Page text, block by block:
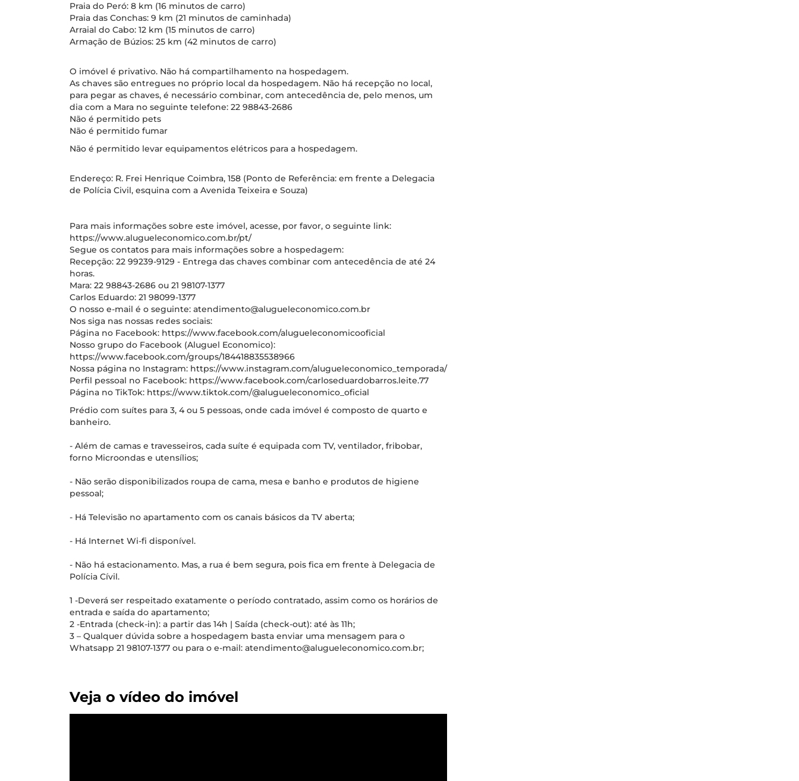
Praia do Peró: 8 km (16 minutos de carro)
Praia das Conchas: 9 km (21 minutos de caminhada)
Arraial do Cabo: 12 km (15 minutos de carro)
Armação de Búzios: 25 km (42 minutos de carro)
O imóvel é privativo. Não há compartilhamento na hospedagem.
As chaves são entregues no próprio local da hospedagem. Não há recepção no local,
para pegar as chaves, é necessário combinar, com antecedência de, pelo menos, um
dia com a Mara no seguinte telefone: 22 98843-2686
Não é permitido pets
Não é permitido fumar
Não é permitido levar equipamentos elétricos para a hospedagem.
Endereço: R. Frei Henrique Coimbra, 158 (Ponto de Referência: em frente a Delegacia
de Polícia Civil, esquina com a Avenida Teixeira e Souza)
Para mais informações sobre este imóvel, acesse, por favor, o seguinte link:
https://www.alugueleconomico.com.br/pt/
Segue os contatos para mais informações sobre a hospedagem:
Recepção: 22 99239-9129 - Entrega das chaves combinar com antecedência de até 24
horas.
Mara: 22 98843-2686 ou 21 98107-1377
Carlos Eduardo: 21 98099-1377
O nosso e-mail é o seguinte: atendimento@alugueleconomico.com.br
Nos siga nas nossas redes sociais:
Página no Facebook: https://www.facebook.com/alugueleconomicooficial
Nosso grupo do Facebook (Aluguel Economico):
https://www.facebook.com/groups/184418835538966
Nossa página no Instagram: https://www.instagram.com/alugueleconomico_temporada/
Perfil pessoal no Facebook: https://www.facebook.com/carloseduardobarros.leite.77
Página no TikTok: https://www.tiktok.com/@alugueleconomico_oficial
Prédio com suítes para 3, 4 ou 5 pessoas, onde cada imóvel é composto de quarto e
banheiro.
- Além de camas e travesseiros, cada suíte é equipada com TV, ventilador, fribobar,
forno Microondas e utensílios;
- Não serão disponibilizados roupa de cama, mesa e banho e produtos de higiene
pessoal;
- Há Televisão no apartamento com os canais básicos da TV aberta;
- Há Internet Wi-fi disponível.
- Não há estacionamento. Mas, a rua é bem segura, pois fica em frente à Delegacia de
Polícia Cívil.
1 -Deverá ser respeitado exatamente o período contratado, assim como os horários de
entrada e saída do apartamento;
2 -Entrada (check-in): a partir das 14h | Saída (check-out): até às 11h;
3 – Qualquer dúvida sobre a hospedagem basta enviar uma mensagem para o
Whatsapp 21 98107-1377 ou para o e-mail: atendimento@alugueleconomico.com.br;
Veja o vídeo do imóvel